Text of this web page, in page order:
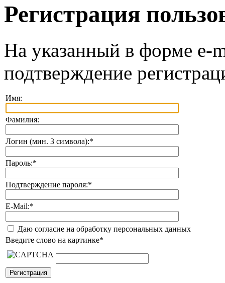
Регистрация
На указанный в форме e-
подтверждение
Имя:
Фамилия:
Логин (мин. 3 символа):*
Пароль:*
Подтверждение пароля:*
E-Mail:*
Даю согласие на обработку персональных данных
Введите слово на картинке*